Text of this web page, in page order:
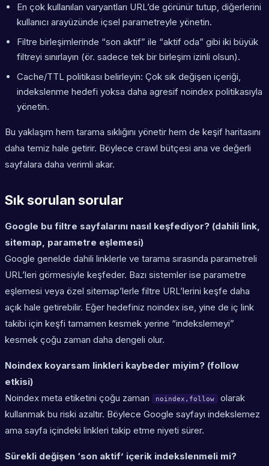
En çok kullanılan varyantları URL’de görünür tutup, diğerlerini
kullanıcı arayüzünde içsel parametreyle yönetin.
Filtre birleşimlerinde “son aktif” ile “aktif oda” gibi iki büyük
filtreyi sınırlayın (ör. sadece tek bir birleşim izinli olsun).
Cache/TTL politikası belirleyin: Çok sık değişen içeriği,
indekslenme hedefi yoksa daha agresif noindex politikasıyla
yönetin.
Bu yaklaşım hem tarama sıklığını yönetir hem de keşif haritasını
daha temiz hale getirir. Böylece crawl bütçesi ana ve değerli
sayfalara daha verimli akar.
Sık sorulan sorular
Google bu filtre sayfalarını nasıl keşfediyor? (dahili link,
sitemap, parametre eşlemesi)
Google genelde dahili linklerle ve tarama sırasında parametreli
URL’leri görmesiyle keşfeder. Bazı sistemler ise parametre
eşlemesi veya özel sitemap’lerle filtre URL’lerini keşfe daha
açık hale getirebilir. Eğer hedefiniz noindex ise, yine de iç link
takibi için keşfi tamamen kesmek yerine “indekslemeyi”
kesmek çoğu zaman daha dengeli olur.
Noindex koyarsam linkleri kaybeder miyim? (follow
etkisi)
Noindex meta etiketini çoğu zaman
noindex,follow
olarak
kullanmak bu riski azaltır. Böylece Google sayfayı indekslemez
ama sayfa içindeki linkleri takip etme niyeti sürer.
Sürekli değişen ‘son aktif’ içerik indekslenmeli mi?